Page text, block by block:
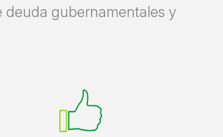
gubernamentales y